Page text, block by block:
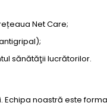
Net Care;
sănătăţii lucrătorilor.
noastră este